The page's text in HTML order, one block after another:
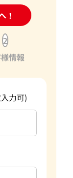
！ーム
2
情報
力可)